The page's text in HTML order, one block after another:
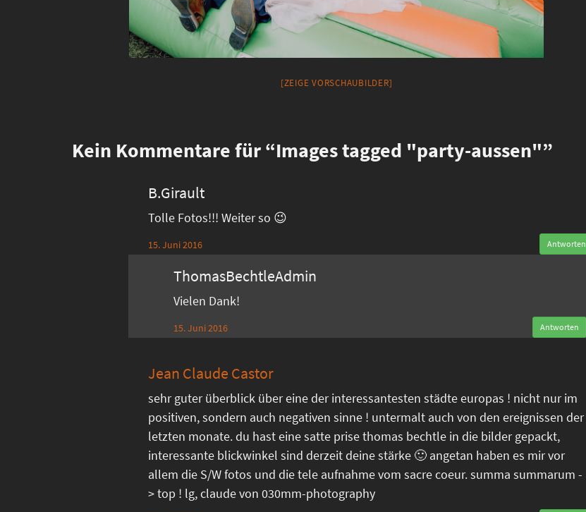
[ZEIGE VORSCHAUBILDER]
Kein Kommentare für “Images tagged "party-aussen"”
B.Girault
Tolle Fotos!!! Weiter so 😉
15. Juni 2016 Antworten
ThomasBechtleAdmin
Vielen Dank!
15. Juni 2016 Antworten
Jean Claude Castor
sehr guter überblick über eine der interessantesten städte europas ! nicht nur im
positiven, sondern auch negativen sinne ! untermalt auch von den ereignissen der
letzten monate. du hast eine satte prise thomas bechtle in die bilder gepackt,
interessante blickwinkel sind derzeit deine stärke 🙂 angetan haben es mir vor
allem die S/W fotos und die tele aufnahme vom sacre coeur. summa summarum -
> top ! lg, claude von 030mm-photography